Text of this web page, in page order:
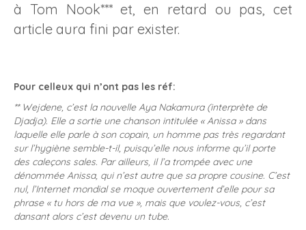
à Tom Nook*** et, en retard ou pas, cet
article aura fini par exister.
Pour celleux qui n’ont pas les réf:
** Wejdene, c’est la nouvelle Aya Nakamura (interprète de
Djadja). Elle a sortie une chanson intitulée « Anissa » dans
laquelle elle parle à son copain, un homme pas très regardant
sur l’hygiène semble-t-il, puisqu’elle nous informe qu’il porte
des caleçons sales. Par ailleurs, il l’a trompée avec une
dénommée Anissa, qui n’est autre que sa propre cousine. C’est
nul, l’Internet mondial se moque ouvertement d’elle pour sa
phrase « tu hors de ma vue », mais que voulez-vous, c’est
dansant alors c’est devenu un tube.